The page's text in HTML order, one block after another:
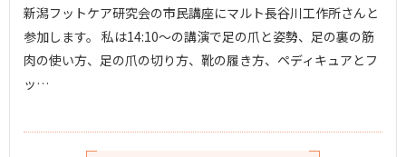
新潟フットケア研究会の市民講座にマルト長谷川工作所さんと
参加します。 私は14:10〜の講演で足の爪と姿勢、足の裏の筋
肉の使い方、足の爪の切り方、靴の履き方、ペディキュアとフ
ッ…